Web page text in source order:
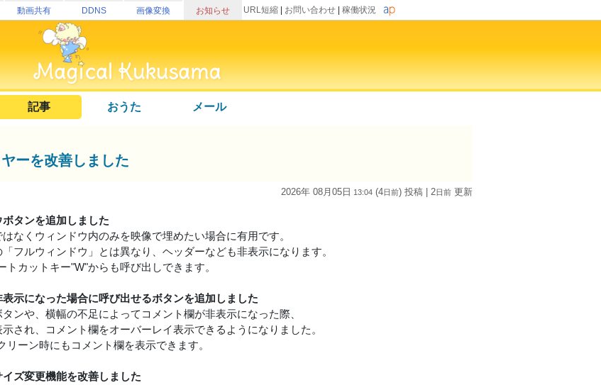
動画共有 DDNS 画像変換 お知らせ URL短縮 お問い合わせ 稼働状況
記事 おうた メール
ーを改善しました
2026年 08月05日 13:04 (4日前) 投稿 | 2日前 更新
ボタンを追加しました
なくウィンドウ内のみを映像で埋めたい場合に有用です。
フルウィンドウ」とは異なり、ヘッダーなども非表示になります。
トカットキー"W"からも呼び出しできます。
表示になった場合に呼び出せるボタンを追加しました
ンや、横幅の不足によってコメント欄が非表示になった際、
され、コメント欄をオーバーレイ表示できるようになりました。
リーン時にもコメント欄を表示できます。
イズ変更機能を改善しました